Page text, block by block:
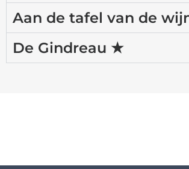
Aan de tafel van de
De Gindreau ★